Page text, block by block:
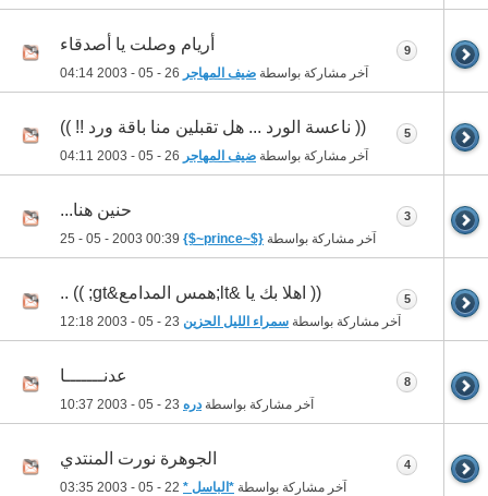
أريام وصلت يا أصدقاء
آخر مشاركة بواسطة ضيف المهاجر 04:14
9
(( ناعسة الورد ... هل تقبلين منا باقة ورد !! ))
آخر مشاركة بواسطة ضيف المهاجر 04:11
5
حنين هنا...
آخر مشاركة بواسطة {$~prince~$}
00:39
3
(( اهلا بك يا &lt;همس المدامع&gt; )) ..
آخر مشاركة بواسطة سمراء الليل الحزين 12:18
5
عدنـــــــا
آخر مشاركة بواسطةدره 10:37
8
الجوهرة نورت المنتدي
آخر مشاركة بواسطة *الباسل * 03:35
4